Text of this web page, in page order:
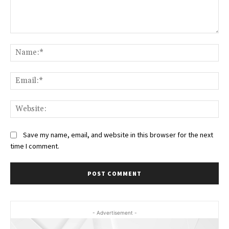
Save my name, email, and website in this browser for the next
time I comment.
- Advertisement -